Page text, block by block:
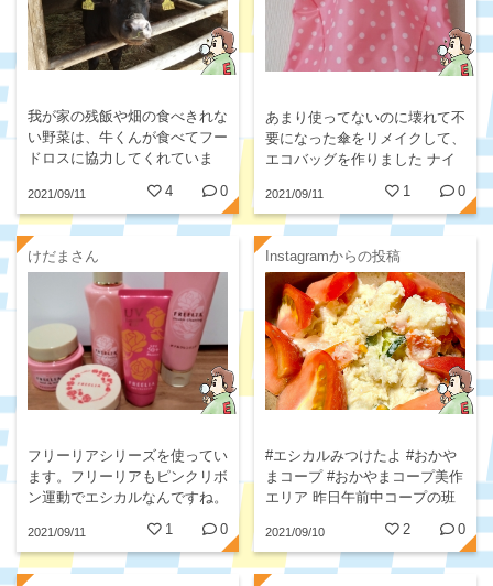
我が家の残飯や畑の食べきれな
い野菜は、牛くんが食べてフー
ドロスに協力してくれていま
事の作りすぎに気を付けるよう
になりました。
2021/09/11 4 0
あまり使ってないのに壊れて不
要になった傘をリメイクして、
エコバッグを作りました ナイ
ロン生地なので重宝してます
2021/09/11 1 0
けだまさん
フリーリアシリーズを使ってい
ます。フリーリアもピンクリボ
ン運動でエシカルなんですね。
2021/09/11 1 0
Instagramからの投稿
#エシカルみつけたよ #おかや
まコープ #おかやまコープ美作
エリア 昨日午前中コープの班
配のあと、雨が降る前にお父さ
んと草取り草刈りをして、お昼
を手早く作らなくてはー！...
2021/09/10 2 0